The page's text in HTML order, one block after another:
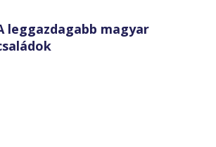
leggazdagabb magyar